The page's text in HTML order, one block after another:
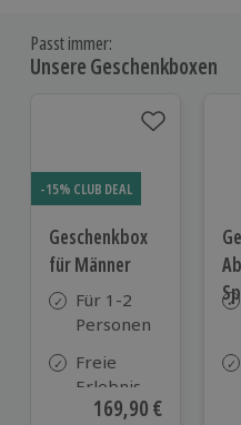
Passt immer:
Unsere Geschenkboxen
-15% CLUB DEAL
Geschenkbox
für Männer
Für 1-2
Personen
Freie
Erlebnis-
Auswahl
Aktueller Preis
169,90 €